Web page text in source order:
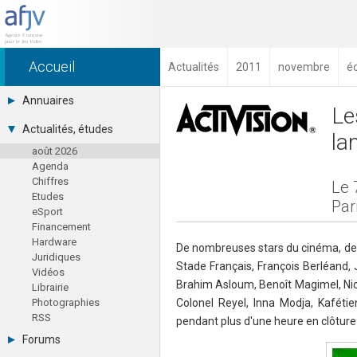
Accueil Actualités 2011 novembre
Annuaires
Toutes les sociétés (691)
Studios (418)
Editeurs (49)
Distributeurs (16)
Hard. / Accessoires (10)
Middlewares (15)
Prestataires (99)
Assoc. / Syndicats (21)
Formations / Ecoles (46)
Presse spécialisée (17)
Actualités, études
août 2026
Agenda
Chiffres
Etudes
eSport
Financement
Hardware
Juridiques
Vidéos
Librairie
Photographies
RSS
Forums
Le
De nombreuses stars du cinéma,
Stade Français, François
Brahim Asloum, Benoît Magimel,
Colonel Reyel, Inna Modja,
pendant plus d'une heure en clôture